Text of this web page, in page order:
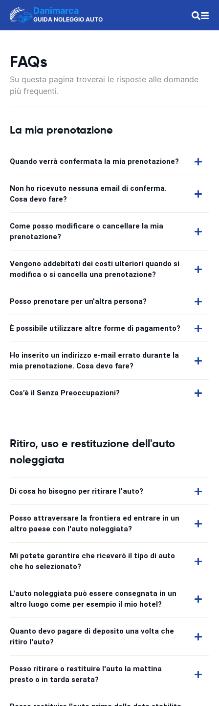
Danimarca
GUIDA NOLEGGIO AUTO
FAQs
Su questa pagina troverai le risposte alle domande
più frequenti.
La mia prenotazione
Quando verrà confermata la mia prenotazione?
Non ho ricevuto nessuna email di conferma.
Cosa devo fare?
Come posso modificare o cancellare la mia
prenotazione?
Vengono addebitati dei costi ulteriori quando si
modifica o si cancella una prenotazione?
Posso prenotare per un'altra persona?
È possibile utilizzare altre forme di pagamento?
Ho inserito un indirizzo e-mail errato durante la
mia prenotazione. Cosa devo fare?
Cos’è il Senza Preoccupazioni?
Ritiro, uso e restituzione dell'auto
noleggiata
Di cosa ho bisogno per ritirare l'auto?
Posso attraversare la frontiera ed entrare in un
altro paese con l'auto noleggiata?
Mi potete garantire che riceverò il tipo di auto
che ho selezionato?
L'auto noleggiata può essere consegnata in un
altro luogo come per esempio il mio hotel?
Quanto devo pagare di deposito una volta che
ritiro l'auto?
Posso ritirare o restituire l'auto la mattina
presto o in tarda serata?